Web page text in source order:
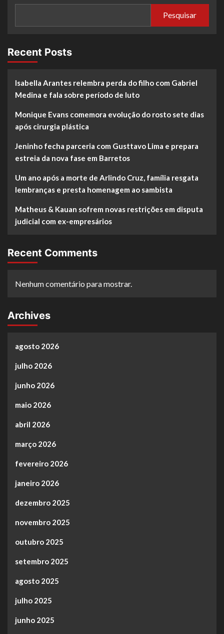
Pesquisar
Recent Posts
Isabella Arantes relembra perda do filho com Gabriel
Medina e fala sobre período de luto
Monique Evans comemora evolução do rosto sete dias
após cirurgia plástica
Jeninho fecha parceria com Gusttavo Lima e prepara
estreia da nova fase em Barretos
Um ano após a morte de Arlindo Cruz, família resgata
lembranças e presta homenagem ao sambista
Matheus & Kauan sofrem novas restrições em disputa
judicial com ex-empresários
Recent Comments
Nenhum comentário para mostrar.
Archives
agosto 2026
julho 2026
junho 2026
maio 2026
abril 2026
março 2026
fevereiro 2026
janeiro 2026
dezembro 2025
novembro 2025
outubro 2025
setembro 2025
agosto 2025
julho 2025
junho 2025